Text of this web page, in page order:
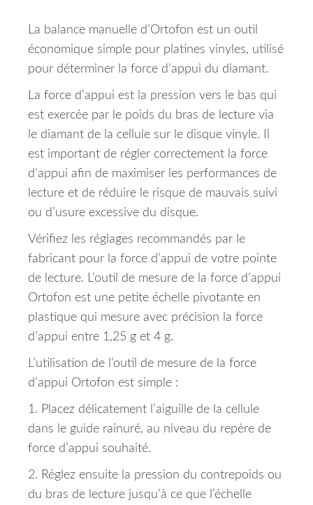
La balance manuelle d’Ortofon est un outil
économique simple pour platines vinyles, utilisé
pour déterminer la force d’appui du diamant.
La force d’appui est la pression vers le bas qui
est exercée par le poids du bras de lecture via
le diamant de la cellule sur le disque vinyle. Il
est important de régler correctement la force
d’appui afin de maximiser les performances de
lecture et de réduire le risque de mauvais suivi
ou d’usure excessive du disque.
Vérifiez les réglages recommandés par le
fabricant pour la force d’appui de votre pointe
de lecture. L’outil de mesure de la force d’appui
Ortofon est une petite échelle pivotante en
plastique qui mesure avec précision la force
d’appui entre 1,25 g et 4 g.
L’utilisation de l’outil de mesure de la force
d’appui Ortofon est simple :
1. Placez délicatement l’aiguille de la cellule
dans le guide rainuré, au niveau du repère de
force d’appui souhaité.
2. Réglez ensuite la pression du contrepoids ou
du bras de lecture jusqu’à ce que l’échelle